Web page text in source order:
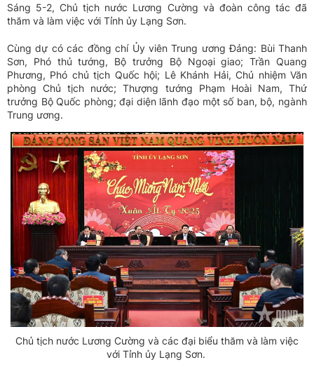
Sáng 5-2, Chủ tịch nước Lương Cường và đoàn công tác đã
thăm và làm việc với Tỉnh ủy Lạng Sơn.
Cùng dự có các đồng chí Ủy viên Trung ương Đảng: Bùi Thanh
Sơn, Phó thủ tướng, Bộ trưởng Bộ Ngoại giao; Trần Quang
Phương, Phó chủ tịch Quốc hội; Lê Khánh Hải, Chủ nhiệm Văn
phòng Chủ tịch nước; Thượng tướng Phạm Hoài Nam, Thứ
trưởng Bộ Quốc phòng; đại diện lãnh đạo một số ban, bộ, ngành
Trung ương.
Chủ tịch nước Lương Cường và các đại biểu thăm và làm việc
với Tỉnh ủy Lạng Sơn.